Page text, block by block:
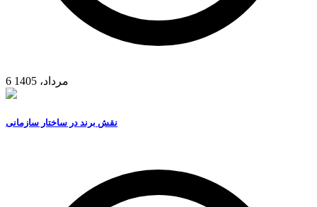
6 مرداد، 1405
نقش برند در ساختار سازمانی